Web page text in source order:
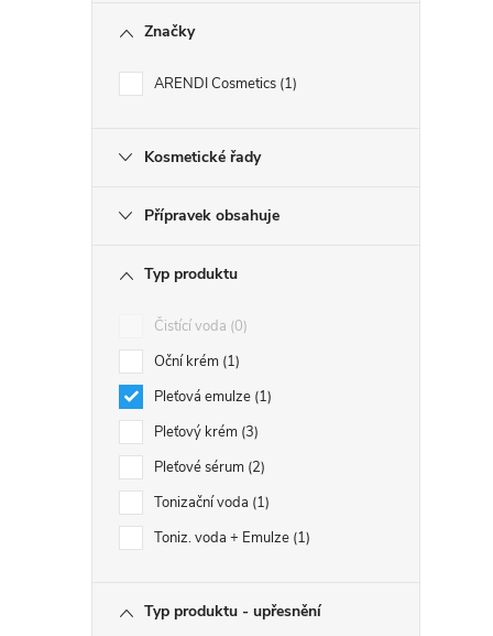
Značky
ARENDI Cosmetics 1
Kosmetické řady
Přípravek obsahuje
Typ produktu
Čistící voda 0
Oční krém 1
Pleťová emulze 1
Pleťový krém 3
Pleťové sérum 2
Tonizační voda 1
Toniz. voda + Emulze 1
Typ produktu - upřesnění